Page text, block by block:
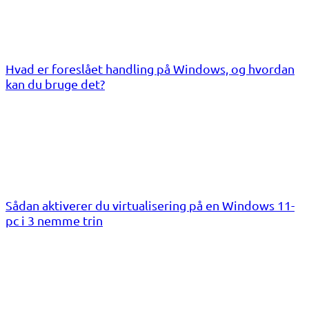
Hvad er foreslået handling på Windows, og hvordan
kan du bruge det?
Sådan aktiverer du virtualisering på en Windows 11-
pc i 3 nemme trin